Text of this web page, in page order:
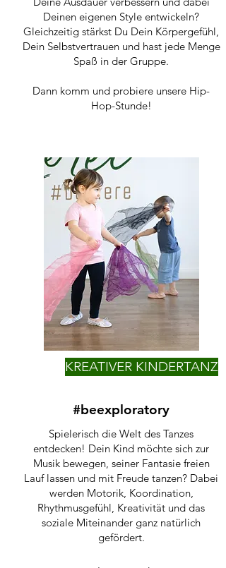
Deinen eigenen Style entwickeln?
Gleichzeitig stärkst Du Dein Körpergefühl,
Dein Selbstvertrauen und hast jede Menge
Spaß in der Gruppe.
Dann komm und probiere unsere Hip-
Hop-Stunde!
KREATIVER KINDERTANZ
#beexploratory
Spielerisch die Welt des Tanzes
entdecken! Dein Kind möchte sich zur
Musik bewegen, seiner Fantasie freien
Lauf lassen und mit Freude tanzen? Dabei
werden Motorik, Koordination,
Rhythmusgefühl, Kreativität und das
soziale Miteinander ganz natürlich
gefördert.​